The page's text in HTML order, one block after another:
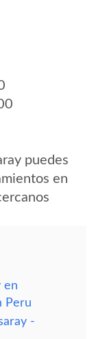
puedes
en
en
Peru
-